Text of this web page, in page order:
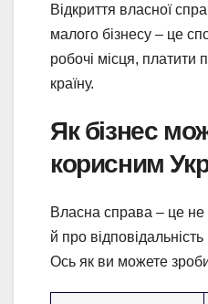
Відкриття власної
малого бізнесу – це
робочі місця, платити
країну.
Як бізнес
корисним
Власна справа – це
й про
Ось як ви можете